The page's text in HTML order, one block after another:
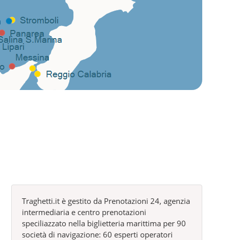
Traghetti.it è gestito da Prenotazioni 24, agenzia
intermediaria e centro prenotazioni
speciliazzato nella biglietteria marittima per 90
società di navigazione: 60 esperti operatori